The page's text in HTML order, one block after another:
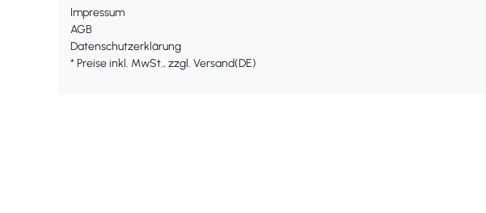
Impressum
AGB
Datenschutzerklärung
* Preise inkl. MwSt., zzgl. Versand(DE)